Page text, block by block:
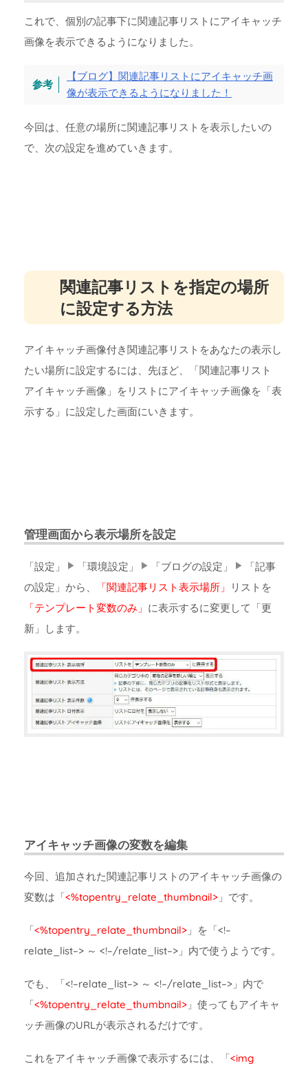
これで、個別の記事下に関連記事リストにアイキャッチ
画像を表示できるようになりました。
【ブログ】関連記事リストにアイキャッチ画
像が表示できるようになりました！
今回は、任意の場所に関連記事リストを表示したいの
で、次の設定を進めていきます。
関連記事リストを指定の場所
に設定する方法
アイキャッチ画像付き関連記事リストをあなたの表示し
たい場所に設定するには、先ほど、「関連記事リスト
アイキャッチ画像」をリストにアイキャッチ画像を「表
示する」に設定した画面にいきます。
管理画面から表示場所を設定
「設定」 「環境設定」 「ブログの設定」
「記事
の設定」から、
「関連記事リスト表示場所」
リストを
「テンプレート変数のみ」 に表示するに変更して「更
新」します。
アイキャッチ画像の変数を編集
今回、追加された関連記事リストのアイキャッチ画像の
変数は「<%topentry_relate_thumbnail> 」です。
「<%topentry_relate_thumbnail> 」を「<!–
relate_list–> ～ <!–/relate_list–>」内で使うようです。
でも、「<!–relate_list–> ～ <!–/relate_list–>」内で
「<%topentry_relate_thumbnail> 」使ってもアイキャ
ッチ画像のURLが表示されるだけです。
これをアイキャッチ画像で表示するには、「<img